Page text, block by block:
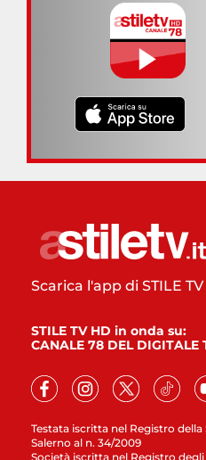
Testata iscritta nel Registro
Salerno al n. 34/2009
Società iscritta nel Registro
Scarica l'app di STILE
STILE TV HD in onda su:
CANALE 78 DEL DIGITALE